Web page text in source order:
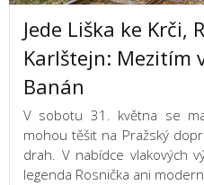
Jede Liška ke Krči,
Karlštejn: Mezitím
Banán
V sobotu 31. května se
mohou těšit na Pražský
drah. V nabídce vlakových
legenda Rosnička ani